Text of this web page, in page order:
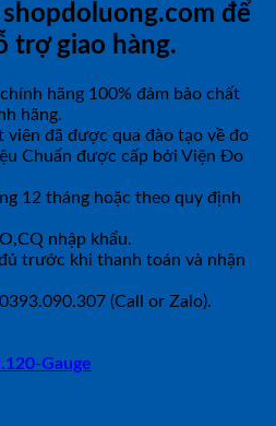
để
trợ giao hàng.
hãng 100% đảm bảo chất
hãng.
đã được qua đào tạo về đo
Chuẩn được cấp bởi Viện Đo
12 tháng hoặc theo quy định
nhập khẩu.
trước khi thanh toán và nhận
(Call or Zalo).
Gauge